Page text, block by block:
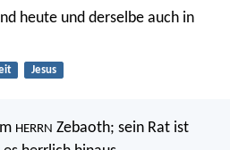
heute und derselbe auch in
Jesus
HERRN Zebaoth; sein Rat ist